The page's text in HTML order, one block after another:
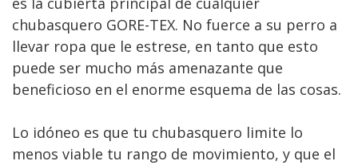
chubasquero GORE-TEX. No fuerce a su perro a
llevar ropa que le estrese, en tanto que esto
puede ser mucho más amenazante que
beneficioso en el enorme esquema de las cosas.
Lo idóneo es que tu chubasquero limite lo
menos viable tu rango de movimiento, y que el